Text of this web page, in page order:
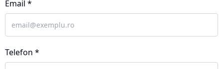
Email *
Telefon *